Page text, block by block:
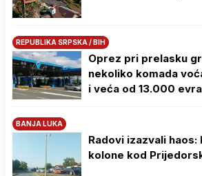
REPUBLIKA SRPSKA / BIH
Oprez pri prelasku
nekoliko komada
i veća od 13.000 evra
BANJA LUKA
Radovi izazvali
kolone kod